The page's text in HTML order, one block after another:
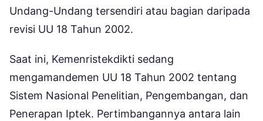
Undang-Undang tersendiri atau bagian daripada
revisi UU 18 Tahun 2002.
Saat ini, Kemenristekdikti sedang
mengamandemen UU 18 Tahun 2002 tentang
Sistem Nasional Penelitian, Pengembangan, dan
Penerapan Iptek. Pertimbangannya antara lain